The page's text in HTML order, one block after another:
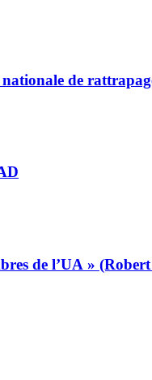
de
de l’UA » (Robert